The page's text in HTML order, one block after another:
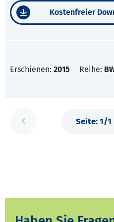
Kostenfreier
Erschienen: 2015 Reihe: